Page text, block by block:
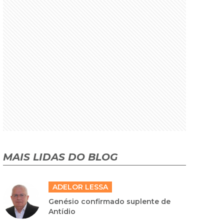
MAIS LIDAS DO BLOG
ADELOR LESSA
Genésio confirmado suplente de
Antídio